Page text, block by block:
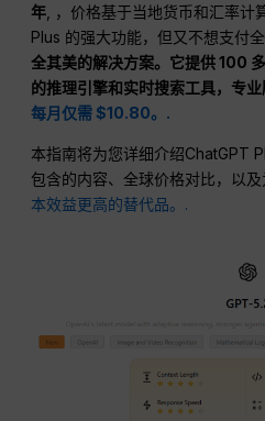
年 , ，价格基于当地货币和汇率
Plus 的强大功能，但又不想支付全
全其美的解决方案。它提供 100
的推理引擎和实时搜索工具，专业
每月仅需 $10.80。.
本指南将为您详细介绍ChatGPT
包含的内容、全球价格对比，以
本效益更高的替代品。.